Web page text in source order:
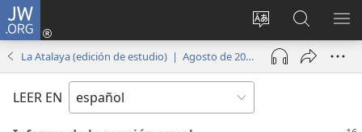
JW.ORG
Cambiar
idioma
del sitio
Iniciar
sesión
(abre
nueva
en
jw.org
La Atalaya (edición de estudio) | Agosto de 2012
LEER EN